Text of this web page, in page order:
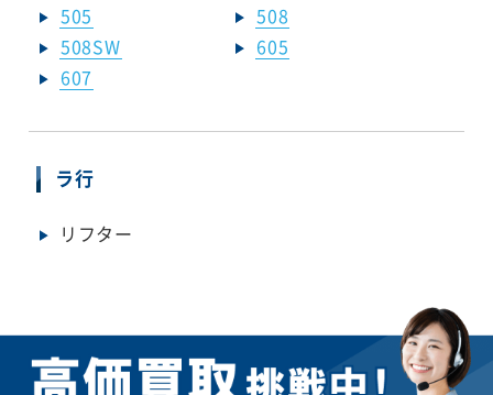
505
508
508SW
605
607
ラ行
リフター